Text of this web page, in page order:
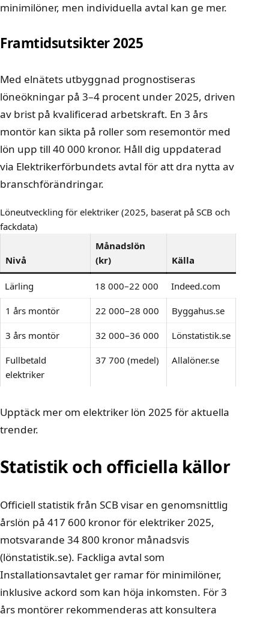
minimilöner, men individuella avtal kan ge mer.
Framtidsutsikter 2025
Med elnätets utbyggnad prognostiseras
löneökningar på 3–4 procent under 2025, driven
av brist på kvalificerad arbetskraft. En 3 års
montör kan sikta på roller som resemontör med
lön upp till 40 000 kronor. Håll dig uppdaterad
via Elektrikerförbundets avtal för att dra nytta av
branschförändringar.
Löneutveckling för elektriker (2025, baserat på SCB och
fackdata)
Nivå
Månadslön
(kr)
Källa
Lärling 18 000–22 000 Indeed.com
1 års montör 22 000–28 000 Byggahus.se
3 års montör 32 000–36 000 Lönstatistik.se
Fullbetald
elektriker
37 700 (medel) Allalöner.se
Upptäck mer om elektriker lön 2025 för aktuella
trender.
Statistik och officiella källor
Officiell statistik från SCB visar en genomsnittlig
årslön på 417 600 kronor för elektriker 2025,
motsvarande 34 800 kronor månadsvis
(lönstatistik.se). Fackliga avtal som
Installationsavtalet ger ramar för minimilöner,
inklusive ackord som kan höja inkomsten. För 3
års montörer rekommenderas att konsultera